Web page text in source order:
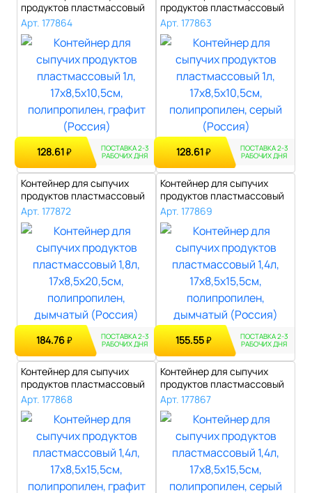
продуктов пластмассовый
1л, 17х8,..
Арт. 177864
128.61₽ ПОСТАВКА 2-3
РАБОЧИХ ДНЯ
продуктов пластмассовый
1л, 17х8,..
Арт. 177863
128.61₽ ПОСТАВКА 2-3
РАБОЧИХ ДНЯ
Контейнер для сыпучих
продуктов пластмассовый
1,8л, 17х..
Арт. 177872
184.76₽ ПОСТАВКА 2-3
РАБОЧИХ ДНЯ
Контейнер для сыпучих
продуктов пластмассовый
1,4л, 17х..
Арт. 177869
155.55₽ ПОСТАВКА 2-3
РАБОЧИХ ДНЯ
Контейнер для сыпучих
продуктов пластмассовый
1,4л, 17х..
Арт. 177868
Контейнер для сыпучих
продуктов пластмассовый
1,4л, 17х..
Арт. 177867